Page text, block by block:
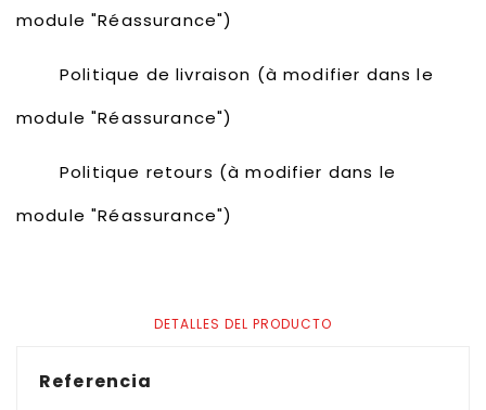
module "Réassurance")
Politique de livraison (à modifier dans le
module "Réassurance")
Politique retours (à modifier dans le
module "Réassurance")
DETALLES DEL PRODUCTO
Referencia